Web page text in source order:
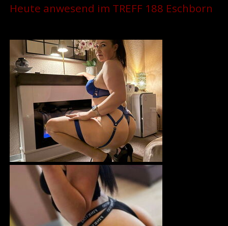
Heute anwesend im TREFF 188 Eschborn